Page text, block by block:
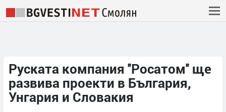
Руската компания ''Росатом'' ще
развива проекти в България,
Унгария и Словакия